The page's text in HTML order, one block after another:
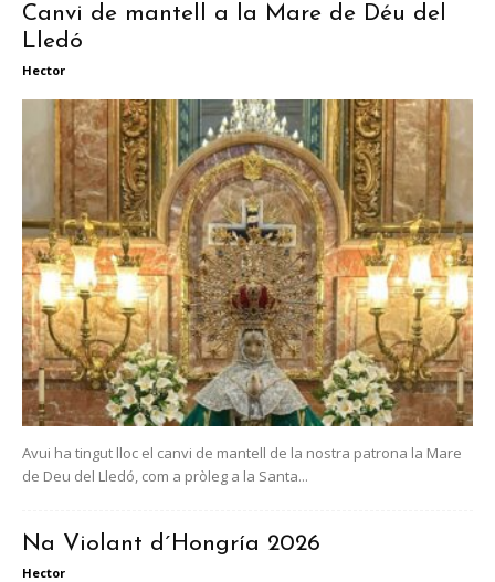
Canvi de mantell a la Mare de Déu del
Lledó
Hector
Avui ha tingut lloc el canvi de mantell de la nostra patrona la Mare
de Deu del Lledó, com a pròleg a la Santa...
Na Violant d´Hongría 2026
Hector